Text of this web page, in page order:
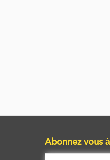
Abonnez vous